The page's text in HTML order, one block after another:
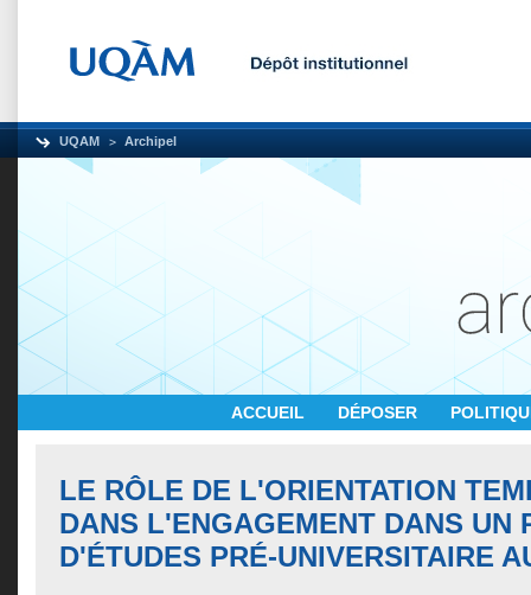
UQAM Archipel
ACCUEIL DÉPOSER
LE RÔLE DE L'ORIENTATION
DANS L'ENGAGEMENT DANS UN
D'ÉTUDES PRÉ-UNIVERSITAIRE